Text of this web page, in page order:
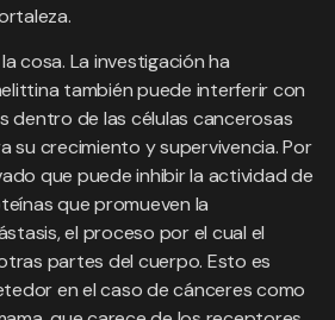
cosa. La investigación ha
también puede interferir con
dentro de las células cancerosas
su crecimiento y supervivencia. Por
que puede inhibir la actividad de
que promueven la
el proceso por el cual el
partes del cuerpo. Esto es
en el caso de cánceres como